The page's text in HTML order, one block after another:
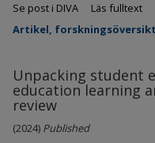
Se post i DIVA
Läs fulltext
Artikel, forskningsöversikt
Unpacking student
education learning
review
(2024) Published